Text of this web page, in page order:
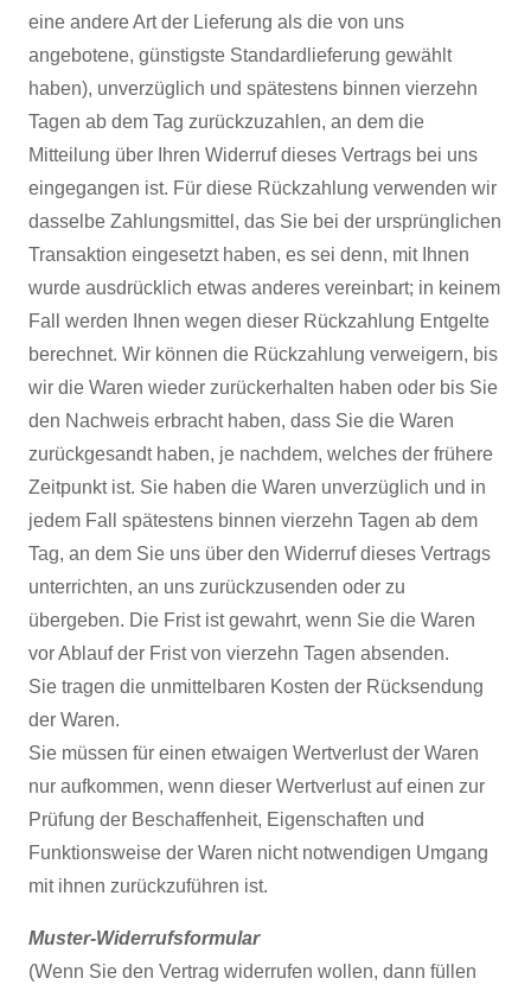
eine andere Art der Lieferung als die von uns
angebotene, günstigste Standardlieferung gewählt
haben), unverzüglich und spätestens binnen vierzehn
Tagen ab dem Tag zurückzuzahlen, an dem die
Mitteilung über Ihren Widerruf dieses Vertrags bei uns
eingegangen ist. Für diese Rückzahlung verwenden wir
dasselbe Zahlungsmittel, das Sie bei der ursprünglichen
Transaktion eingesetzt haben, es sei denn, mit Ihnen
wurde ausdrücklich etwas anderes vereinbart; in keinem
Fall werden Ihnen wegen dieser Rückzahlung Entgelte
berechnet. Wir können die Rückzahlung verweigern, bis
wir die Waren wieder zurückerhalten haben oder bis Sie
den Nachweis erbracht haben, dass Sie die Waren
zurückgesandt haben, je nachdem, welches der frühere
Zeitpunkt ist. Sie haben die Waren unverzüglich und in
jedem Fall spätestens binnen vierzehn Tagen ab dem
Tag, an dem Sie uns über den Widerruf dieses Vertrags
unterrichten, an uns zurückzusenden oder zu
übergeben. Die Frist ist gewahrt, wenn Sie die Waren
vor Ablauf der Frist von vierzehn Tagen absenden.
Sie tragen die unmittelbaren Kosten der Rücksendung
der Waren.
Sie müssen für einen etwaigen Wertverlust der Waren
nur aufkommen, wenn dieser Wertverlust auf einen zur
Prüfung der Beschaffenheit, Eigenschaften und
Funktionsweise der Waren nicht notwendigen Umgang
mit ihnen zurückzuführen ist.
Muster-Widerrufsformular
(Wenn Sie den Vertrag widerrufen wollen, dann füllen